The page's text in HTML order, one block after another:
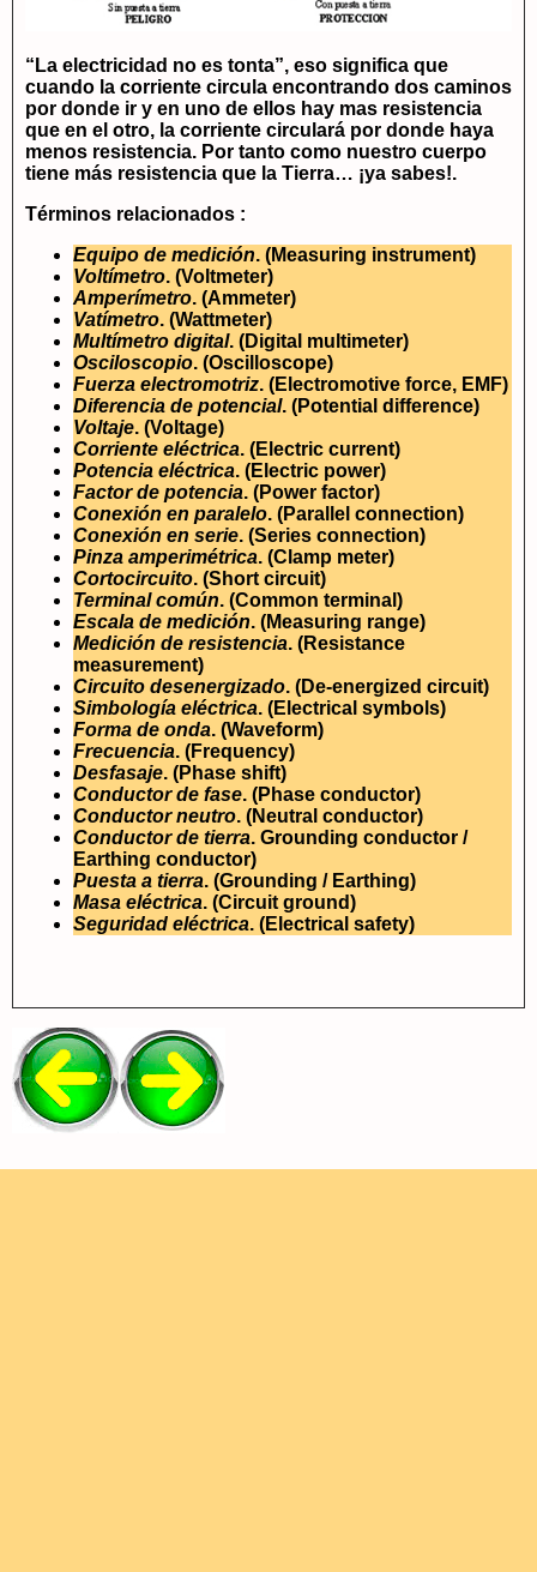
“La electricidad no es tonta”, eso significa que
cuando la corriente circula encontrando dos caminos
por donde ir y en uno de ellos hay mas resistencia
que en el otro, la corriente circulará por donde haya
menos resistencia. Por tanto como nuestro cuerpo
tiene más resistencia que la Tierra… ¡ya sabes!.
Términos relacionados :
Equipo de medición. (Measuring instrument)
Voltímetro. (Voltmeter)
Amperímetro. (Ammeter)
Vatímetro. (Wattmeter)
Multímetro digital. (Digital multimeter)
Osciloscopio. (Oscilloscope)
Fuerza electromotriz. (Electromotive force, EMF)
Diferencia de potencial. (Potential difference)
Voltaje. (Voltage)
Corriente eléctrica. (Electric current)
Potencia eléctrica. (Electric power)
Factor de potencia. (Power factor)
Conexión en paralelo. (Parallel connection)
Conexión en serie. (Series connection)
Pinza amperimétrica. (Clamp meter)
Cortocircuito. (Short circuit)
Terminal común. (Common terminal)
Escala de medición. (Measuring range)
Medición de resistencia. (Resistance
measurement)
Circuito desenergizado. (De-energized circuit)
Simbología eléctrica. (Electrical symbols)
Forma de onda. (Waveform)
Frecuencia. (Frequency)
Desfasaje. (Phase shift)
Conductor de fase. (Phase conductor)
Conductor neutro. (Neutral conductor)
Conductor de tierra. Grounding conductor /
Earthing conductor)
Puesta a tierra. (Grounding / Earthing)
Masa eléctrica. (Circuit ground)
Seguridad eléctrica. (Electrical safety)